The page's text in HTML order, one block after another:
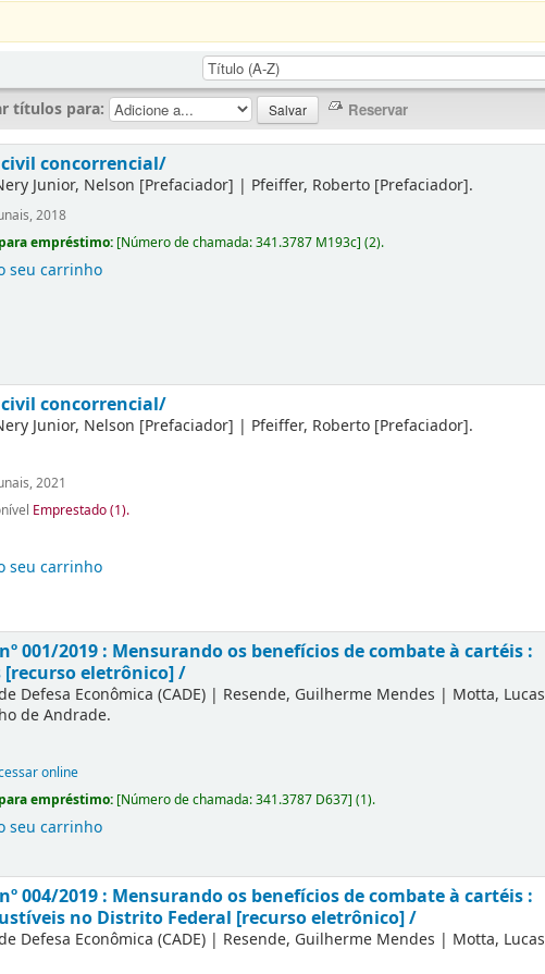
títulos para:
concorrencial/
Junior, Nelson [Prefaciador] | Pfeiffer, Roberto [Prefaciador].
2018
empréstimo: [Número de chamada:341.3787 M193c](2).
seu carrinho
concorrencial/
Junior, Nelson [Prefaciador] | Pfeiffer, Roberto [Prefaciador].
2021
Emprestado (1).
seu carrinho
001/2019 : Mensurando os benefícios de combate à cartéis :
[recurso eletrônico] /
Defesa Econômica (CADE) | Resende, Guilherme Mendes | Motta, Lucas
de Andrade.
online
empréstimo: [Número de chamada:341.3787 D637](1).
seu carrinho
004/2019 : Mensurando os benefícios de combate à cartéis :
no Distrito Federal [recurso eletrônico] /
Defesa Econômica (CADE) | Resende, Guilherme Mendes | Motta, Lucas